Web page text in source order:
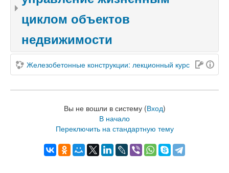
циклом объектов
недвижимости
Железобетонные конструкции: лекционный курс
Вы не вошли в систему (Вход)
В начало
Переключить на стандартную тему